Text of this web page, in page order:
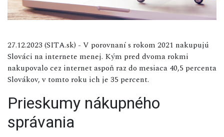
27.12.2023 (SITA.sk) - V porovnaní s rokom 2021 nakupujú
Slováci na internete menej. Kým pred dvoma rokmi
nakupovalo cez internet aspoň raz do mesiaca 40,5 percenta
Slovákov, v tomto roku ich je 35 percent.
Prieskumy nákupného
správania